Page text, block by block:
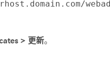
> 更新。